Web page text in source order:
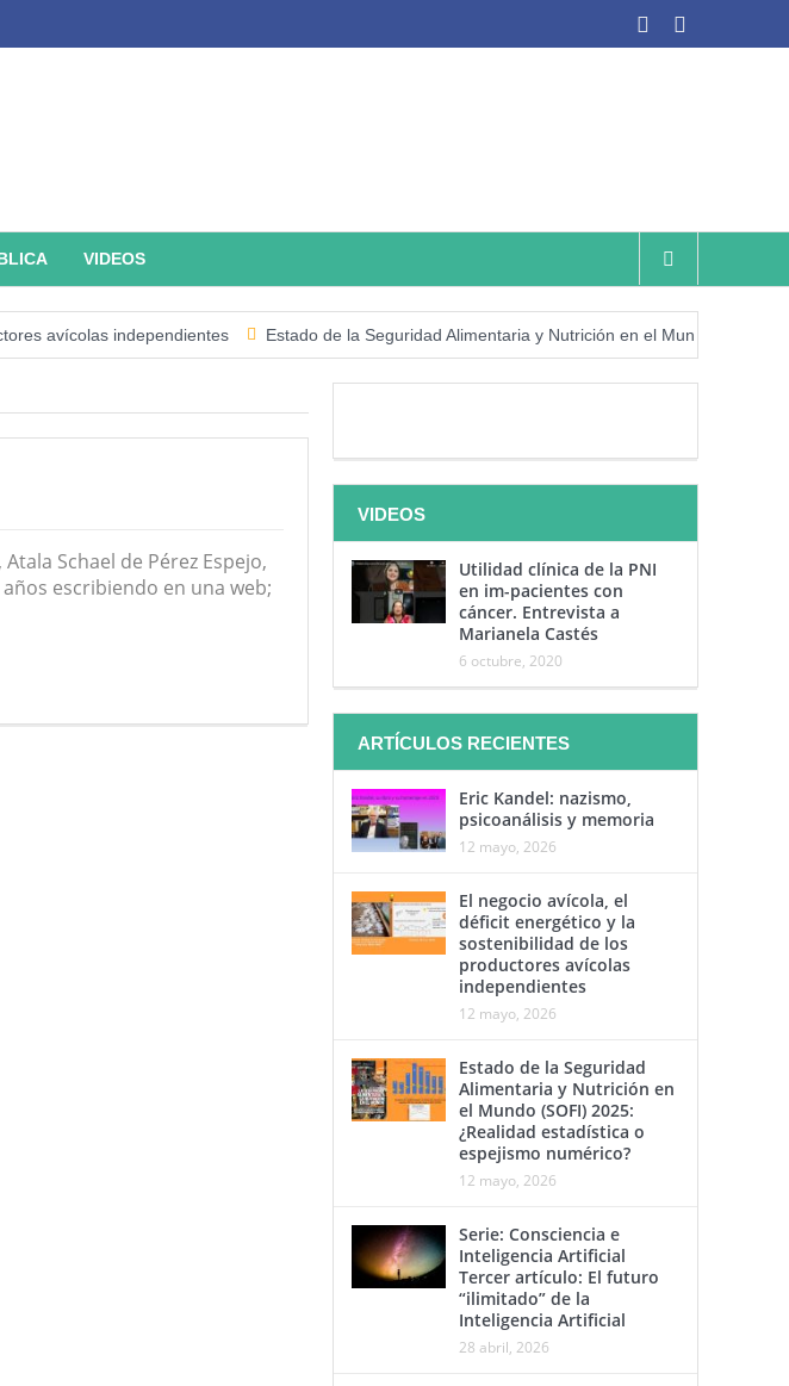
VIDEOS
avícolas independientes Estado de la Seguridad Alimentaria y Nutrición en el Mundo (SOFI)
de Pérez Espejo,
escribiendo en una web;
VIDEOS
Utilidad clínica de la PNI
en im-pacientes con
cáncer. Entrevista a
Marianela Castés
6 octubre, 2020
ARTÍCULOS RECIENTES
Eric Kandel: nazismo,
psicoanálisis y memoria
12 mayo, 2026
El negocio avícola, el
déficit energético y la
sostenibilidad de los
productores avícolas
independientes
12 mayo, 2026
Estado de la Seguridad
Alimentaria y Nutrición en
el Mundo (SOFI) 2025:
¿Realidad estadística o
espejismo numérico?
12 mayo, 2026
Serie: Consciencia e
Inteligencia Artificial
Tercer artículo: El futuro
“ilimitado” de la
Inteligencia Artificial
28 abril, 2026